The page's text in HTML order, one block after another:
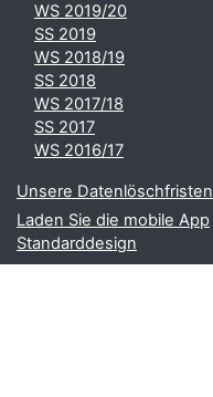
WS 2019/20
SS 2019
WS 2018/19
SS 2018
WS 2017/18
SS 2017
WS 2016/17
Unsere Datenlöschfristen
Laden Sie die mobile App
Standarddesign